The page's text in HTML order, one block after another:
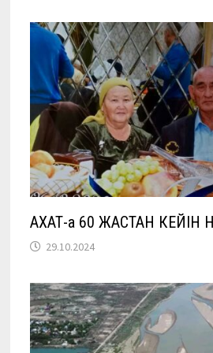
АХАТ-қа 60 ЖАСТАН КЕЙІН
29.10.2024